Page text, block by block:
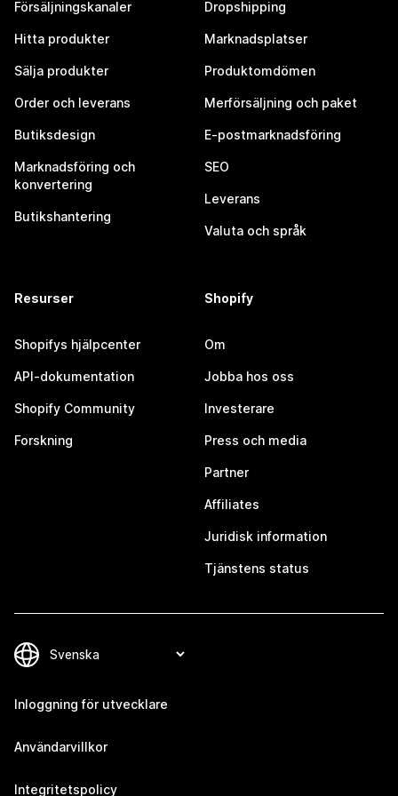
Försäljningskanaler
Hitta produkter
Sälja produkter
Order och leverans
Butiksdesign
Marknadsföring och
konvertering
Butikshantering
Dropshipping
Marknadsplatser
Produktomdömen
Merförsäljning och paket
E-postmarknadsföring
SEO
Leverans
Valuta och språk
Resurser
Shopifys hjälpcenter
API-dokumentation
Shopify Community
Forskning
Shopify
Om
Jobba hos oss
Investerare
Press och media
Partner
Affiliates
Juridisk information
Tjänstens status
Inloggning för utvecklare
Användarvillkor
Integritetspolicy